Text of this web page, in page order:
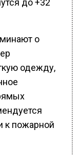
до +32
о
одежду,
к пожарной